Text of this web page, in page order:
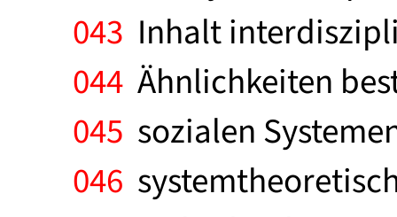
043 Inhalt
044 Ähnlichkeiten
045 sozialen
046